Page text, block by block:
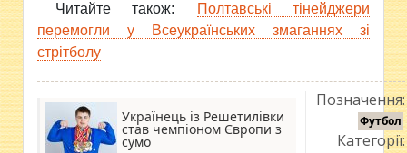
Читайте також:
Полтавські тінейджери
перемогли у Всеукраїнських змаганнях зі
стрітболу
Українець із Решетилівки
став чемпіоном Європи з
сумо
Позначення:
Футбол
Категорії: